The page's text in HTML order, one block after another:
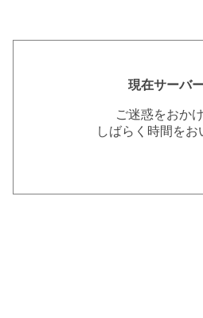
現在サーバ
ご迷惑をおか
しばらく時間を